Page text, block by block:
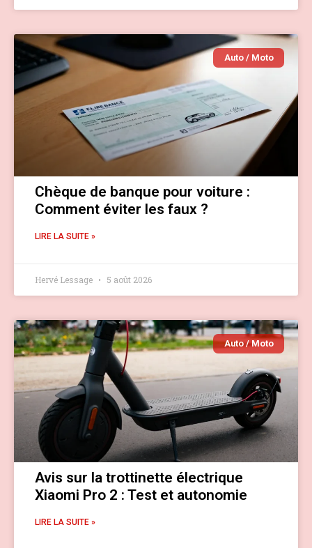
Auto / Moto
Chèque de banque pour voiture :
Comment éviter les faux ?
LIRE LA SUITE »
Hervé Lessage 5 août 2026
Auto / Moto
Avis sur la trottinette électrique
Xiaomi Pro 2 : Test et autonomie
LIRE LA SUITE »